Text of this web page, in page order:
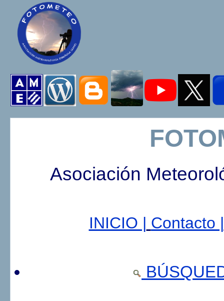
Asociación
INICIO | Contacto |